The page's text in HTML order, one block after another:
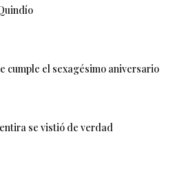
cumple el sexagésimo aniversario
se vistió de verdad